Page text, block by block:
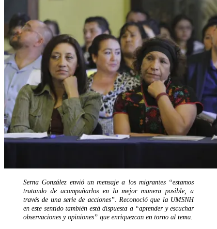
Serna González envió un mensaje a los migrantes “estamos
tratando de acompañarlos en la mejor manera posible, a
través de una serie de acciones”. Reconoció que la UMSNH
en este sentido también está dispuesta a “aprender y escuchar
observaciones y opiniones” que enriquezcan en torno al tema.